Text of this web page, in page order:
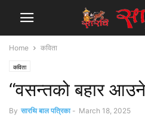
Home कविता
कविता
“वसन्तको बहार
By सारथि बाल पत्रिका - March 18, 2025